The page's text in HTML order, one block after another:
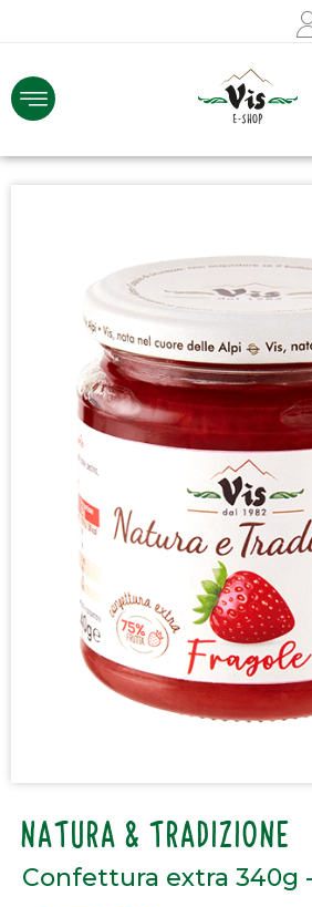
NATURA & TRADIZIONE
Confettura extra 340g
Recupera i dati
Se non sei registrato,